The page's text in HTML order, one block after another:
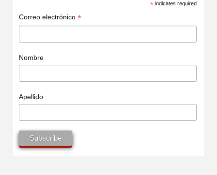
*indicates required
Correo electrónico *
Nombre
Apellido